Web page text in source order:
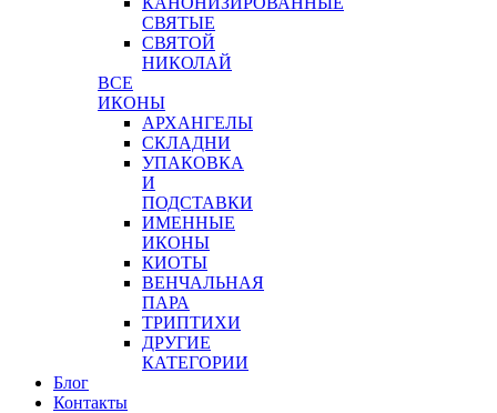
СВЯТЫЕ
СВЯТОЙ
НИКОЛАЙ
ВСЕ
ИКОНЫ
АРХАНГЕЛЫ
СКЛАДНИ
УПАКОВКА
И
ПОДСТАВКИ
ИМЕННЫЕ
ИКОНЫ
КИОТЫ
ВЕНЧАЛЬНАЯ
ПАРА
ТРИПТИХИ
ДРУГИЕ
КАТЕГОРИИ
Блог
Контакты